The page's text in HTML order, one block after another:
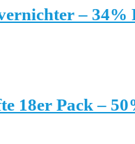
– 34%
18er Pack –